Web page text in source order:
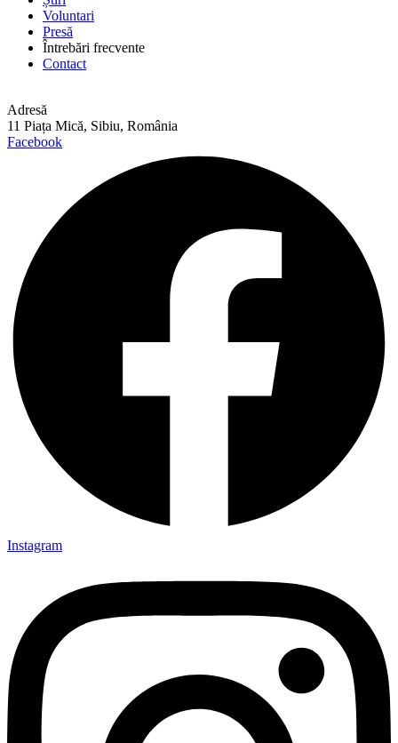
Voluntari
Presă
Întrebări frecvente
Contact
Adresă
11 Piața Mică, Sibiu, România
Facebook
Instagram